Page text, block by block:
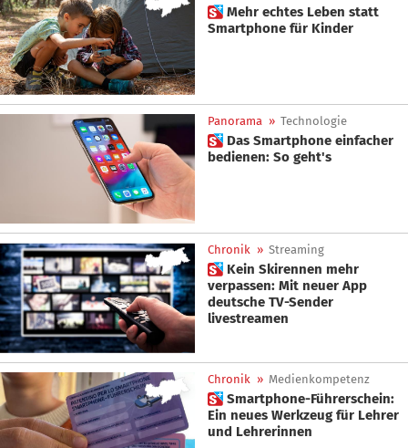
 Mehr echtes Leben statt
Smartphone für Kinder
Panorama » Technologie
 Das Smartphone einfacher
bedienen: So geht's
Chronik » Streaming
 Kein Skirennen mehr
verpassen: Mit neuer App
deutsche TV-Sender
livestreamen
Chronik » Medienkompetenz
 Smartphone-Führerschein:
Ein neues Werkzeug für Lehrer
und Lehrerinnen